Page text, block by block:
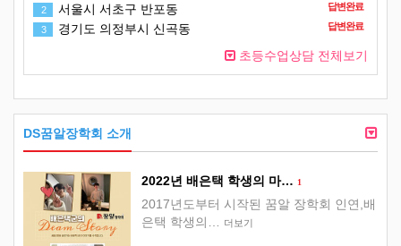
답변완료
2 서울시 서초구 반포동
답변완료
3
경기도 의정부시 신곡동
초등수업상담 전체보기
DS꿈알장학회 소개
2022년 배은택 학생의 마… 1
2017년도부터 시작된 꿈알 장학회 인연,배
은택 학생의…
더보기